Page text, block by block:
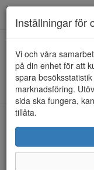
HEM RIEKER
Kunde inte hitta
Inställningar för
Vi och våra
på din enhet för att
spara
marknadsföring.
sida ska fungera,
tillåta.